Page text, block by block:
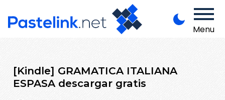
Menu
[Kindle] GRAMATICA ITALIANA
ESPASA descargar gratis